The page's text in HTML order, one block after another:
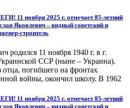
ноября 2025 г. отмечает 85-летний
Яковлевич – видный советский и
строитель
родился 11 ноября 1940 г. в г.
ССР (ныне – Украина).
отца, погибшего на фронтах
войны, окончил школу. В 1962
ноября 2025 г. отмечает 85-летний
Яковлевич – видный советский и